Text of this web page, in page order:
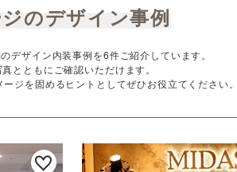
のデザイン事例
デザイン内装事例を6件ご紹介しています。
とともにご確認いただけます。
ジを固めるヒントとしてぜひお役立てください。